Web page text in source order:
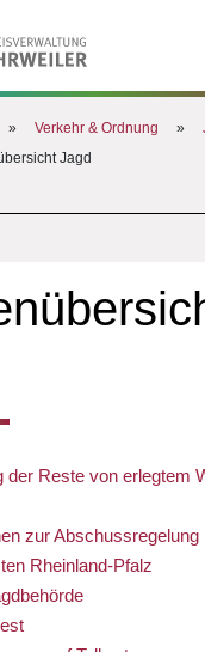
» Verkehr & Ordnung »
Jagd
der Reste von erlegtem
zur Abschussregelung
Rheinland-Pfalz